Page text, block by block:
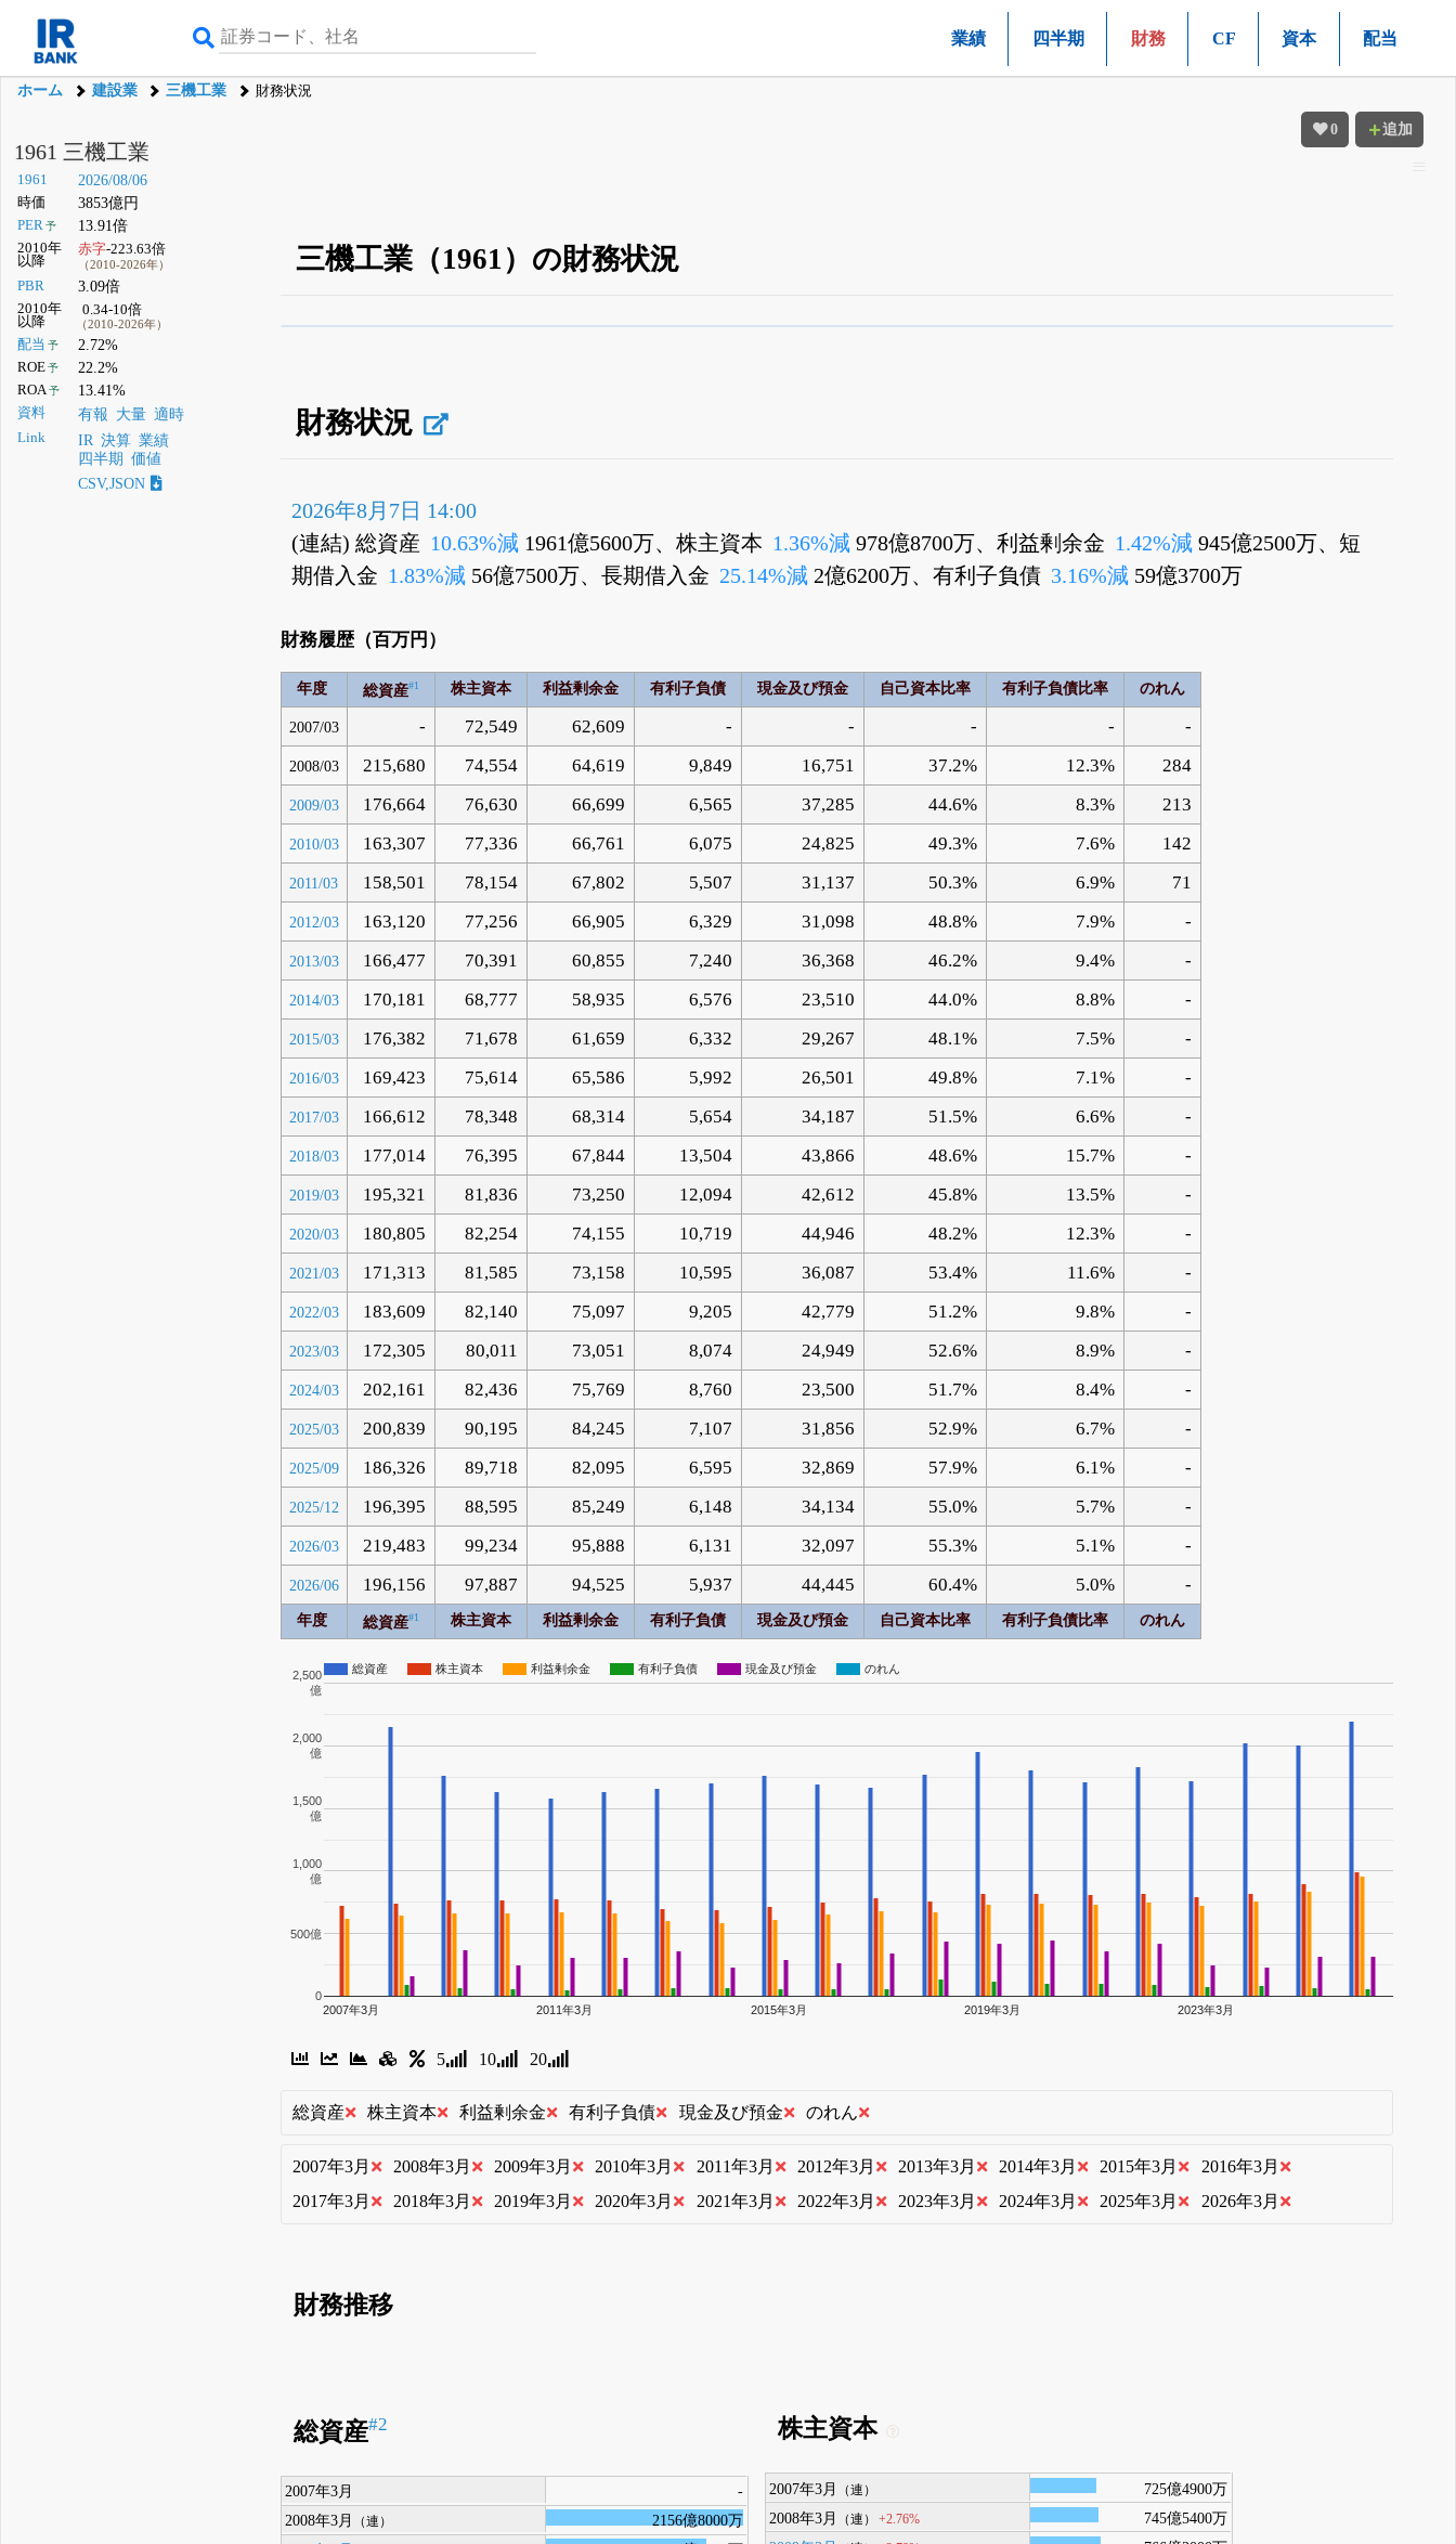
業績 四半期 財務 CF 資本 配当
ホーム 建設業 三機工業 財務状況
0 追加
1961 三機工業
1961 2026/08/06
時価 3853億円
PER予 13.91倍
2010年
以降
赤字-223.63倍
（2010-2026年）
PBR 3.09倍
2010年
以降
0.34-10倍
（2010-2026年）
配当 予 2.72%
ROE予 22.2%
ROA 予 13.41%
資料 有報 大量 適時
Link IR 決算 業績
四半期 価値
CSV,JSON
三機工業（1961）の財務状況
登録すると永久30%OFFと米株版の先行利用も付きます
財務状況
2026年8月7日 14:00
(連結) 総資産 10.63%減 1961億5600万、株主資本 1.36%減 978億8700万、利益剰余金 1.42%減 945億2500万、短
期借入金 1.83%減 56億7500万、長期借入金 25.14%減 2億6200万、有利子負債 3.16%減 59億3700万
財務履歴（百万円）
年度 総資産#1 株主資本 利益剰余金 有利子負債 現金及び預金 自己資本比率 有利子負債比率 のれん
2007/03 - 72,549 62,609 - - - - -
2008/03 215,680 74,554 64,619 9,849 16,751 37.2% 12.3% 284
2009/03 176,664 76,630 66,699 6,565 37,285 44.6% 8.3% 213
2010/03 163,307 77,336 66,761 6,075 24,825 49.3% 7.6% 142
2011/03 158,501 78,154 67,802 5,507 31,137 50.3% 6.9% 71
2012/03 163,120 77,256 66,905 6,329 31,098 48.8% 7.9% -
2013/03 166,477 70,391 60,855 7,240 36,368 46.2% 9.4% -
2014/03 170,181 68,777 58,935 6,576 23,510 44.0% 8.8% -
2015/03 176,382 71,678 61,659 6,332 29,267 48.1% 7.5% -
2016/03 169,423 75,614 65,586 5,992 26,501 49.8% 7.1% -
2017/03 166,612 78,348 68,314 5,654 34,187 51.5% 6.6% -
2018/03 177,014 76,395 67,844 13,504 43,866 48.6% 15.7% -
2019/03 195,321 81,836 73,250 12,094 42,612 45.8% 13.5% -
2020/03 180,805 82,254 74,155 10,719 44,946 48.2% 12.3% -
2021/03 171,313 81,585 73,158 10,595 36,087 53.4% 11.6% -
2022/03 183,609 82,140 75,097 9,205 42,779 51.2% 9.8% -
2023/03 172,305 80,011 73,051 8,074 24,949 52.6% 8.9% -
2024/03 202,161 82,436 75,769 8,760 23,500 51.7% 8.4% -
2025/03 200,839 90,195 84,245 7,107 31,856 52.9% 6.7% -
2025/09 186,326 89,718 82,095 6,595 32,869 57.9% 6.1% -
2025/12 196,395 88,595 85,249 6,148 34,134 55.0% 5.7% -
2026/03 219,483 99,234 95,888 6,131 32,097 55.3% 5.1% -
2026/06 196,156 97,887 94,525 5,937 44,445 60.4% 5.0% -
年度 総資産#1 株主資本 利益剰余金 有利子負債 現金及び預金 自己資本比率 有利子負債比率 のれん
総資産 株主資本 利益剰余金 有利子負債 現金及び預金 のれん
2007年3月 2011年3月 2015年3月 2019年3月 2023年3月
0
500億
1,000
億
1,500
億
2,000
億
2,500
億
5 10 20
総資産 株主資本 利益剰余金 有利子負債 現金及び預金 のれん
2007年3月 2008年3月 2009年3月 2010年3月 2011年3月 2012年3月 2013年3月 2014年3月 2015年3月
2016年3月
2017年3月
2018年3月 2019年3月 2020年3月 2021年3月 2022年3月 2023年3月 2024年3月 2025年3月 2026年3月
財務推移
総資産#2
2007年3月
-
2008年3月
（連）
2156億8000万
株主資本
2007年3月 （連）
725億4900万
2008年3月
（連） +2.76%
745億5400万